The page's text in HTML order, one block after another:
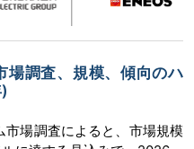
場調査、規模、傾向のハ
場調査によると、市場規模